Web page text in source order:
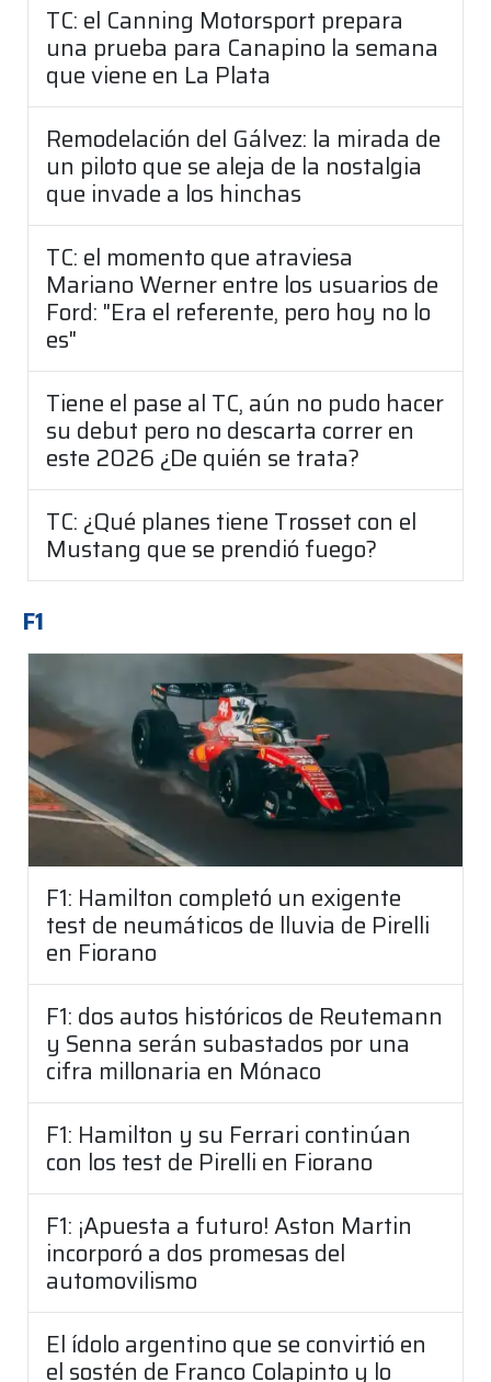
TC: el Canning Motorsport prepara
una prueba para Canapino la semana
que viene en La Plata
Remodelación del Gálvez: la mirada de
un piloto que se aleja de la nostalgia
que invade a los hinchas
TC: el momento que atraviesa
Mariano Werner entre los usuarios de
Ford: "Era el referente, pero hoy no lo
es"
Tiene el pase al TC, aún no pudo hacer
su debut pero no descarta correr en
este 2026 ¿De quién se trata?
TC: ¿Qué planes tiene Trosset con el
Mustang que se prendió fuego?
F1
F1: Hamilton completó un exigente
test de neumáticos de lluvia de Pirelli
en Fiorano
F1: dos autos históricos de Reutemann
y Senna serán subastados por una
cifra millonaria en Mónaco
F1: Hamilton y su Ferrari continúan
con los test de Pirelli en Fiorano
F1: ¡Apuesta a futuro! Aston Martin
incorporó a dos promesas del
automovilismo
El ídolo argentino que se convirtió en
el sostén de Franco Colapinto y lo